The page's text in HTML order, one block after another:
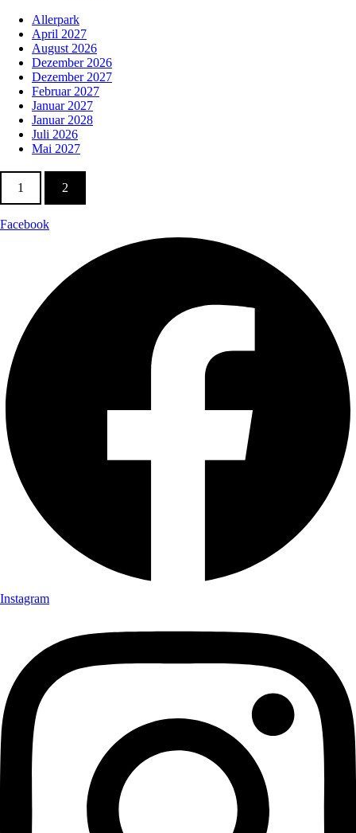
Allerpark
April 2027
August 2026
Dezember 2026
Dezember 2027
Februar 2027
Januar 2027
Januar 2028
Juli 2026
Mai 2027
1 2
Facebook
Instagram